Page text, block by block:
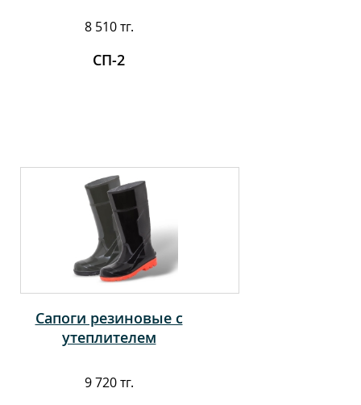
8 510 тг.
СП-2
Сапоги резиновые с
утеплителем
9 720 тг.